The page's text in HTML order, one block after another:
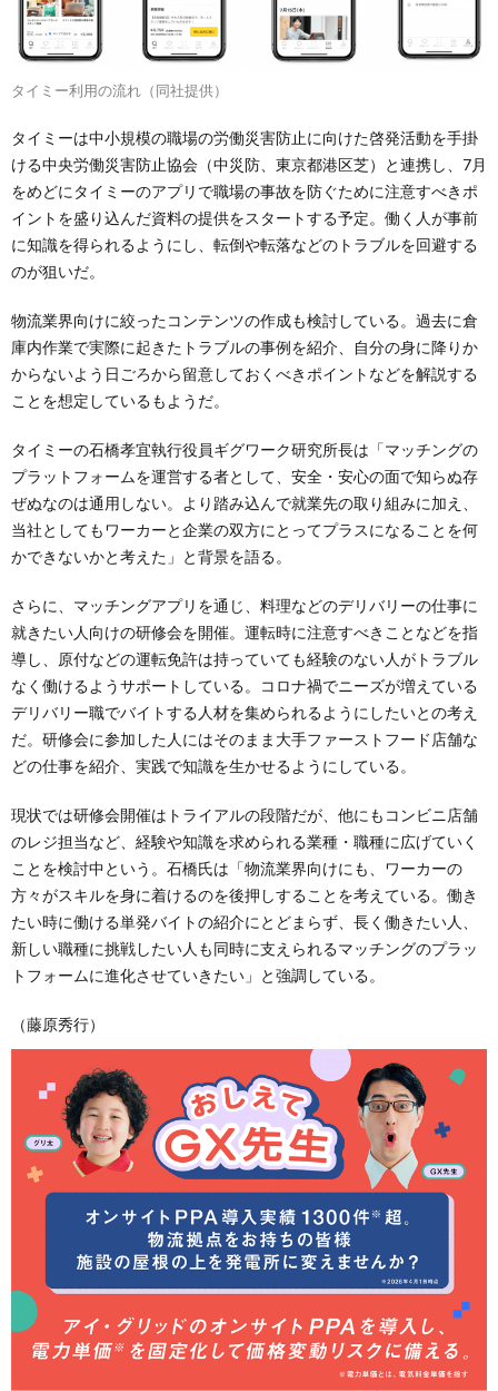
タイミー利用の流れ（同社提供）
タイミーは中小規模の職場の労働災害防止に向けた啓発活動を手掛
ける中央労働災害防止協会（中災防、東京都港区芝）と連携し、7月
をめどにタイミーのアプリで職場の事故を防ぐために注意すべきポ
イントを盛り込んだ資料の提供をスタートする予定。働く人が事前
に知識を得られるようにし、転倒や転落などのトラブルを回避する
のが狙いだ。
物流業界向けに絞ったコンテンツの作成も検討している。過去に倉
庫内作業で実際に起きたトラブルの事例を紹介、自分の身に降りか
からないよう日ごろから留意しておくべきポイントなどを解説する
ことを想定しているもようだ。
タイミーの石橋孝宜執行役員ギグワーク研究所長は「マッチングの
プラットフォームを運営する者として、安全・安心の面で知らぬ存
ぜぬなのは通用しない。より踏み込んで就業先の取り組みに加え、
当社としてもワーカーと企業の双方にとってプラスになることを何
かできないかと考えた」と背景を語る。
さらに、マッチングアプリを通じ、料理などのデリバリーの仕事に
就きたい人向けの研修会を開催。運転時に注意すべきことなどを指
導し、原付などの運転免許は持っていても経験のない人がトラブル
なく働けるようサポートしている。コロナ禍でニーズが増えている
デリバリー職でバイトする人材を集められるようにしたいとの考え
だ。研修会に参加した人にはそのまま大手ファーストフード店舗な
どの仕事を紹介、実践で知識を生かせるようにしている。
現状では研修会開催はトライアルの段階だが、他にもコンビニ店舗
のレジ担当など、経験や知識を求められる業種・職種に広げていく
ことを検討中という。石橋氏は「物流業界向けにも、ワーカーの
方々がスキルを身に着けるのを後押しすることを考えている。働き
たい時に働ける単発バイトの紹介にとどまらず、長く働きたい人、
新しい職種に挑戦したい人も同時に支えられるマッチングのプラッ
トフォームに進化させていきたい」と強調している。
（藤原秀行）